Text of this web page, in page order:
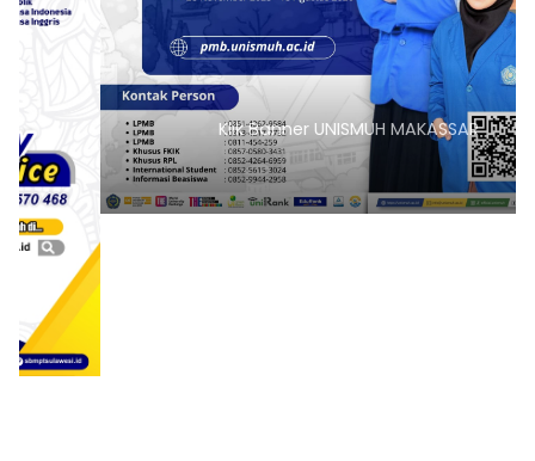
Klik Banner UNISMUH MAKASSAR